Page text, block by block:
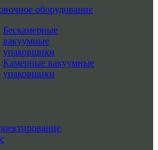
оборудование
Бескамерные
вакуумные
упаковщики
Камерные вакуумные
упаковщики